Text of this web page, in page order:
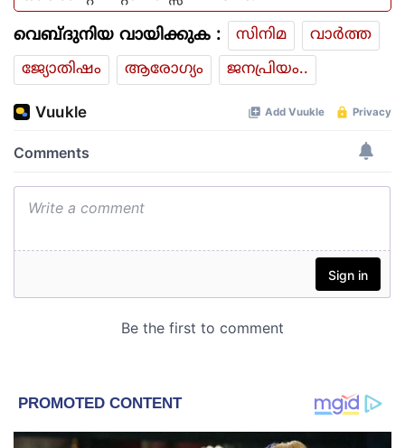
വെബ്ദുനിയ വായിക്കുക : സിനിമ
വാര്‍ത്ത
ജ്യോതിഷം
ആരോഗ്യം ജനപ്രിയം..